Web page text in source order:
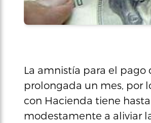
La amnistía para el
prolongada un mes, por
con Hacienda tiene
modestamente a aliviar